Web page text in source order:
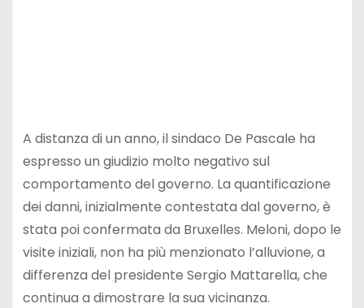
A distanza di un anno, il sindaco De Pascale ha
espresso un giudizio molto negativo sul
comportamento del governo. La quantificazione
dei danni, inizialmente contestata dal governo, è
stata poi confermata da Bruxelles. Meloni, dopo le
visite iniziali, non ha più menzionato l’alluvione, a
differenza del presidente Sergio Mattarella, che
continua a dimostrare la sua vicinanza.